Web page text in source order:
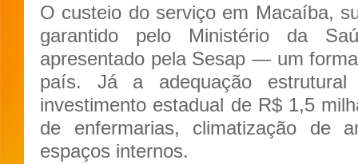
O custeio do serviço em Macaíba,
garantido pelo Ministério da
apresentado pela Sesap — um
país. Já a adequação
investimento estadual de R$ 1,5
de enfermarias, climatização de
espaços internos.